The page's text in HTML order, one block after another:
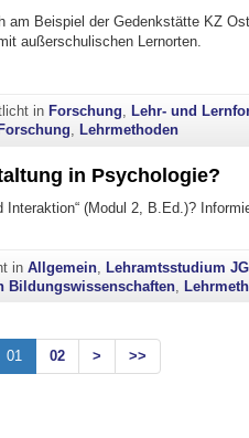
am Beispiel der Gedenkstätte KZ
außerschulischen Lernorten.
Dold"
in Forschung, Lehr- und
Forschung, Lehrmethoden
in Psychologie?
(Modul 2, B.Ed.)?
suchen noch eine
inAllgemein Lehramtsstudium
Bildungswissenschaften
01 02 > >>